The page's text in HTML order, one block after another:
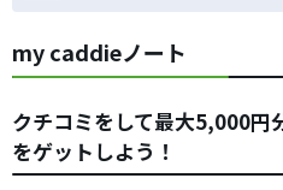
my caddieノート
クチコミをして最大5,000円
をゲットしよう！